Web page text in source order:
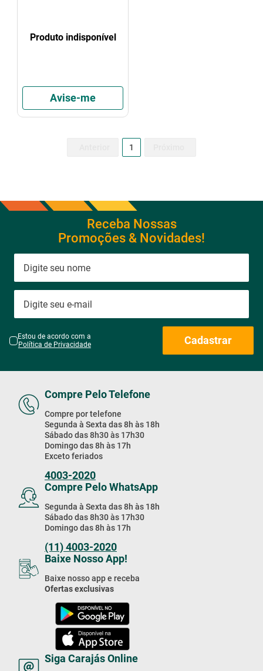
Produto indisponível
Avise-me
1
Receba Nossas
Promoções & Novidades!
Estou de acordo com a
Política de Privacidade
Cadastrar
Compre Pelo Telefone
Compre por telefone
Segunda à Sexta das 8h às 18h
Sábado das 8h30 às 17h30
Domingo das 8h às 17h
Exceto feriados
4003-2020
Compre Pelo WhatsApp
Segunda à Sexta das 8h às 18h
Sábado das 8h30 às 17h30
Domingo das 8h às 17h
(11) 4003-2020
Baixe Nosso App!
Baixe nosso app e receba
Ofertas exclusivas
Siga Carajás Online